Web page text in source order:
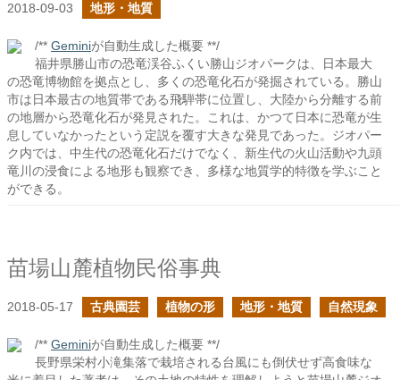
2018-09-03 地形・地質
/** Geminiが自動生成した概要 **/
福井県勝山市の恐竜渓谷ふくい勝山ジオパークは、日本最大
の恐竜博物館を拠点とし、多くの恐竜化石が発掘されている。勝山
市は日本最古の地質帯である飛騨帯に位置し、大陸から分離する前
の地層から恐竜化石が発見された。これは、かつて日本に恐竜が生
息していなかったという定説を覆す大きな発見であった。ジオパー
ク内では、中生代の恐竜化石だけでなく、新生代の火山活動や九頭
竜川の浸食による地形も観察でき、多様な地質学的特徴を学ぶこと
ができる。
苗場山麓植物民俗事典
2018-05-17 古典園芸 植物の形 地形・地質 自然現象
/** Geminiが自動生成した概要 **/
長野県栄村小滝集落で栽培される台風にも倒伏せず高食味な